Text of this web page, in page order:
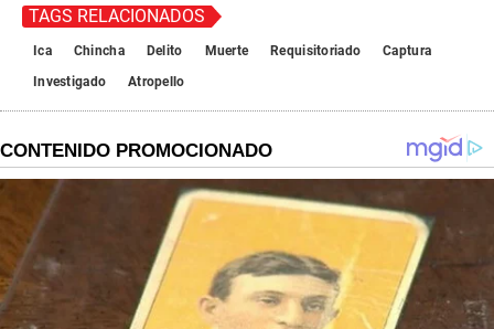
TAGS RELACIONADOS
Ica Chincha Delito Muerte Requisitoriado
Captura
Investigado
Atropello